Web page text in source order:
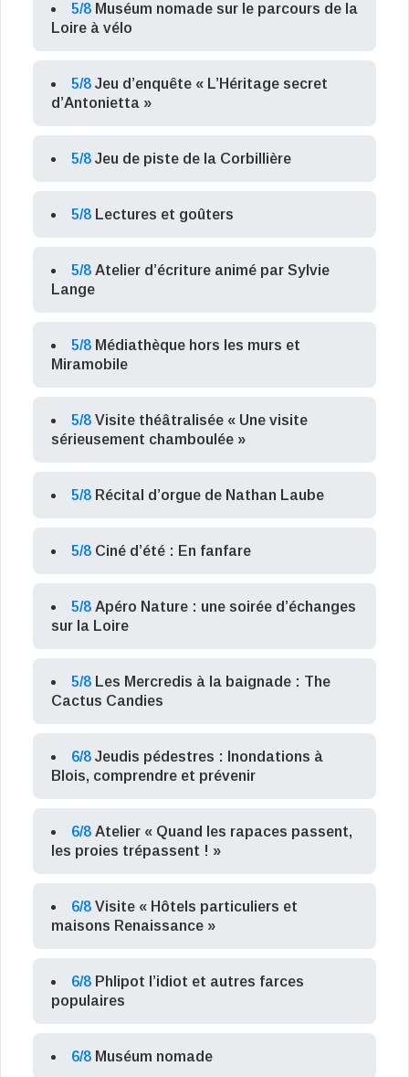
5/8 Muséum nomade sur le parcours de la
Loire à vélo
5/8 Jeu d’enquête « L’Héritage secret
d’Antonietta »
5/8 Jeu de piste de la Corbillière
5/8 Lectures et goûters
5/8 Atelier d’écriture animé par Sylvie
Lange
5/8 Médiathèque hors les murs et
Miramobile
5/8 Visite théâtralisée « Une visite
sérieusement chamboulée »
5/8 Récital d’orgue de Nathan Laube
5/8 Ciné d’été : En fanfare
5/8 Apéro Nature : une soirée d’échanges
sur la Loire
5/8 Les Mercredis à la baignade : The
Cactus Candies
6/8 Jeudis pédestres : Inondations à
Blois, comprendre et prévenir
6/8 Atelier « Quand les rapaces passent,
les proies trépassent ! »
6/8 Visite « Hôtels particuliers et
maisons Renaissance »
6/8 Phlipot l’idiot et autres farces
populaires
6/8 Muséum nomade